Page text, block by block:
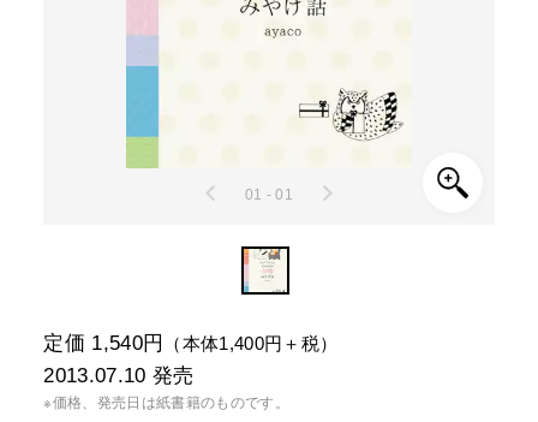
01 - 01
定価 1,540円 （本体1,400円＋税）
2013.07.10 発売
※価格、発売日は紙書籍のものです。